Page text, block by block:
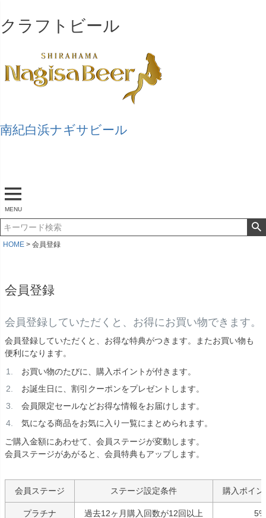
クラフトビール
南紀白浜ナギサビール
MENU
HOME 会員登録
会員登録
会員登録していただくと、お得にお買い物できます。
会員登録していただくと、お得な特典がつきます。またお買い物も
便利になります。
お買い物のたびに、購入ポイントが付きます。
お誕生日に、割引クーポンをプレゼントします。
会員限定セールなどお得な情報をお届けします。
気になる商品をお気に入り一覧にまとめられます。
ご購入金額にあわせて、会員ステージが変動します。
会員ステージがあがると、会員特典もアップします。
会員ステージ ステージ設定条件 購入ポイ
プラチナ 過去12ヶ月購入回数が12回以上 5%